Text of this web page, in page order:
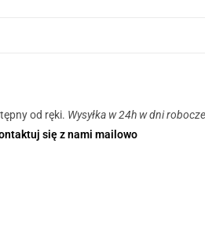
od ręki. Wysyłka w 24h w dni
się z nami mailowo